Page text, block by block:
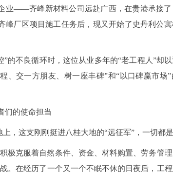
业——齐峰新材料公司远赴广西，在贵港承接了
峰厂区项目施工任务后，现又开始了史丹利公
的不良循环时，这位从业多年的“老工程人”却
、交一方朋友、树一座丰碑”和“以口碑赢市场
们的使命担当
，这支刚刚挺进八桂大地的“远征军”，一切都是
极克服着自然条件、资金、材料购置、劳务管
。在经历了一个又一个不眠不休的日夜后，工